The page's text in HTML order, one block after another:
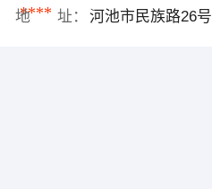
****
地 址： 河池市民族路26号